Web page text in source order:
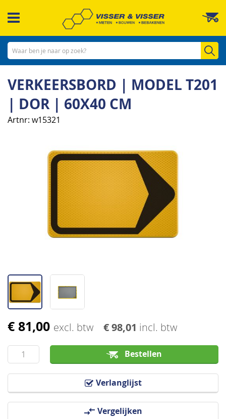
naar
inhoud
VERKEERSBORD | MODEL T201
| DOR | 60X40 CM
Artnr w15321
€ 81,00 excl. btw € 98,01 incl. btw
Bestellen
Verlanglijst
Vergelijken
Ga
het
begin
van